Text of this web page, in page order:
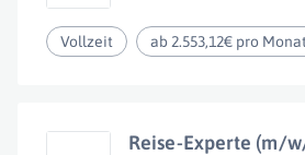
Vollzeit ab 2.553,12€ pro Monat
Reise-Experte (m/